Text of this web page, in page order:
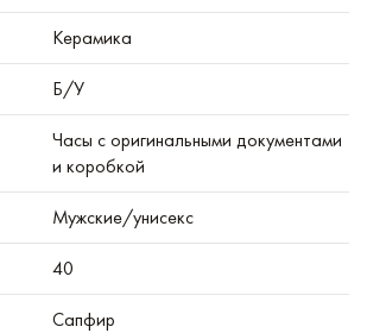
Керамика
Б/У
Часы с оригинальными документами
и коробкой
Мужские/унисекс
40
Сапфир